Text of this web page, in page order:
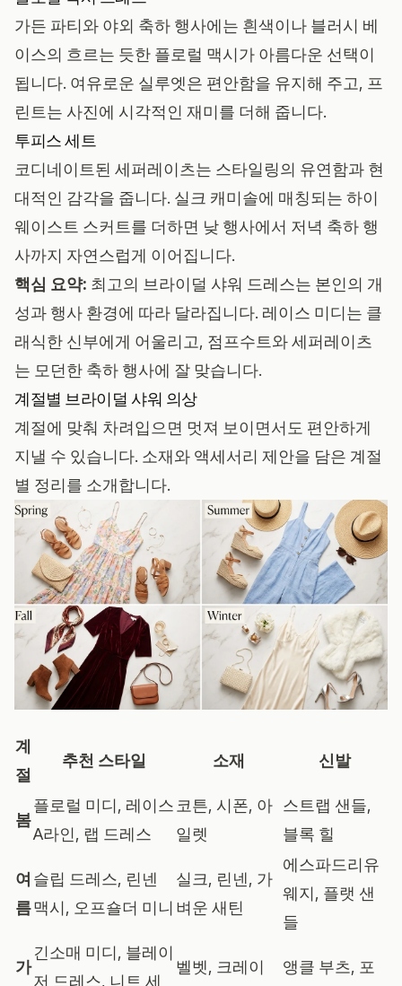
가든 파티와 야외 축하 행사에는 흰색이나 블러시 베
이스의 흐르는 듯한 플로럴 맥시가 아름다운 선택이
됩니다. 여유로운 실루엣은 편안함을 유지해 주고, 프
린트는 사진에 시각적인 재미를 더해 줍니다.
투피스 세트
코디네이트된 세퍼레이츠는 스타일링의 유연함과 현
대적인 감각을 줍니다. 실크 캐미솔에 매칭되는 하이
웨이스트 스커트를 더하면 낮 행사에서 저녁 축하 행
사까지 자연스럽게 이어집니다.
핵심 요약: 최고의 브라이덜 샤워 드레스는 본인의 개
성과 행사 환경에 따라 달라집니다. 레이스 미디는 클
래식한 신부에게 어울리고, 점프수트와 세퍼레이츠
는 모던한 축하 행사에 잘 맞습니다.
계절별 브라이덜 샤워 의상
계절에 맞춰 차려입으면 멋져 보이면서도 편안하게
지낼 수 있습니다. 소재와 액세서리 제안을 담은 계절
별 정리를 소개합니다.
계
절
추천 스타일 소재 신발
봄
플로럴 미디, 레이스
A라인, 랩 드레스
코튼, 시폰, 아
일렛
스트랩 샌들,
블록 힐
여
름
슬립 드레스, 린넨
맥시, 오프숄더 미니
실크, 린넨, 가
벼운 새틴
에스파드리유
웨지, 플랫 샌
들
가
긴소매 미디, 블레이
저 드레스, 니트 세
벨벳, 크레이
앵클 부츠, 포